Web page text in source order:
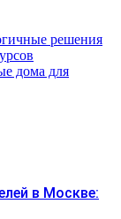
решения
дома для
в Москве: